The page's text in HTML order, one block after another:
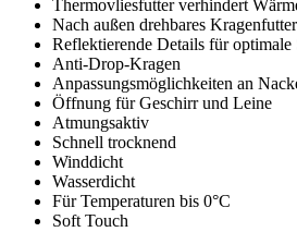
Thermovliesfutter verhindert
Nach außen drehbares
Reflektierende Details für
Anti-Drop-Kragen
Anpassungsmöglichkeiten an
Öffnung für Geschirr und Leine
Atmungsaktiv
Schnell trocknend
Winddicht
Wasserdicht
Für Temperaturen bis 0°C
Soft Touch